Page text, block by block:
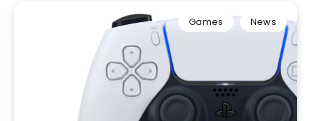
Games News